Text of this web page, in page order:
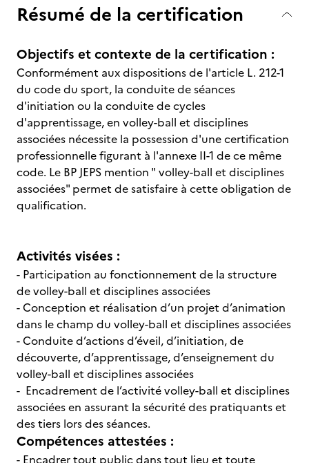
Résumé de la certification
Objectifs et contexte de la certification :
Conformément aux dispositions de l'article L. 212-1
du code du sport, la conduite de séances
d'initiation ou la conduite de cycles
d'apprentissage, en volley-ball et disciplines
associées nécessite la possession d'une certification
professionnelle figurant à l'annexe II-1 de ce même
code. Le BP JEPS mention " volley-ball et disciplines
associées" permet de satisfaire à cette obligation de
qualification.
Activités visées :
- Participation au fonctionnement de la structure
de volley-ball et disciplines associées
- Conception et réalisation d’un projet d’animation
dans le champ du volley-ball et disciplines associées
- Conduite d’actions d’éveil, d’initiation, de
découverte, d’apprentissage, d’enseignement du
volley-ball et disciplines associées
- Encadrement de l’activité volley-ball et disciplines
associées en assurant la sécurité des pratiquants et
des tiers lors des séances.
Compétences attestées :
- Encadrer tout public dans tout lieu et toute